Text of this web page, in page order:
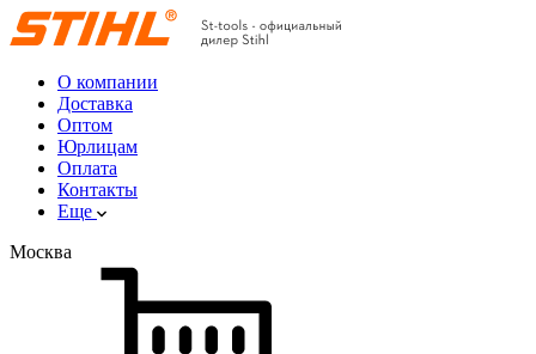
О компании
Доставка
Оптом
Юрлицам
Оплата
Контакты
Еще
Москва